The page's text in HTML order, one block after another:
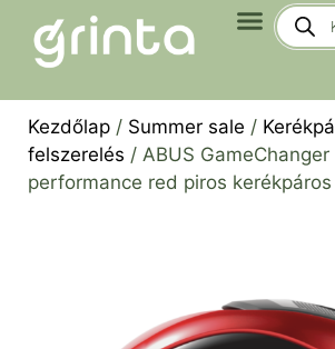
Kezdőlap / Summer sale /
felszerelés / ABUS
performance red piros